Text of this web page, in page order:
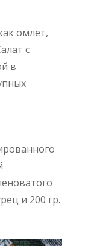
омлет,
с
в
и 200 гр.